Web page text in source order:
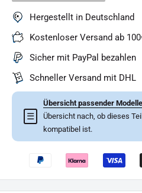
Hergestellt in Deutschland
Kostenloser Versand ab
Sicher mit PayPal bezahlen
Schneller Versand mit DHL
☰
Übersicht passender
Übersicht nach, ob dieses
kompatibel ist.